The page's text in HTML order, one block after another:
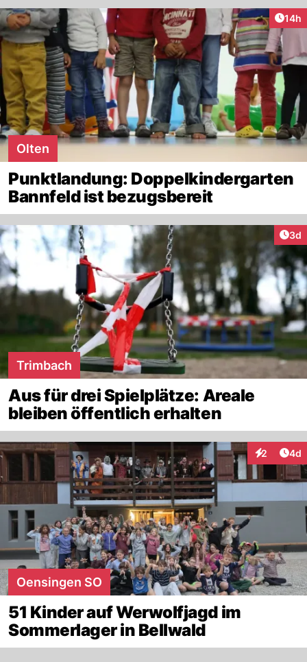
14h
Olten
Punktlandung: Doppelkindergarten
Bannfeld ist bezugsbereit
3d
Trimbach
Aus für drei Spielplätze: Areale
bleiben öffentlich erhalten
2 4d
Oensingen SO
51 Kinder auf Werwolfjagd im
Sommerlager in Bellwald